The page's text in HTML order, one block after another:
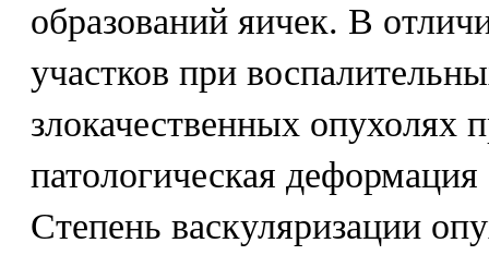
образований яичек. В
участков при
злокачественных опухолях
патологическая деформация
Степень васкуляризации